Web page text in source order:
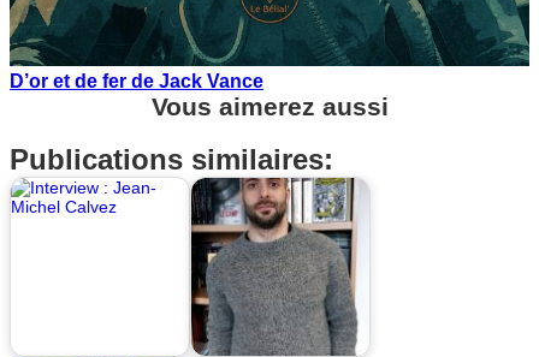
D’or et de fer de Jack Vance
Vous aimerez aussi
Publications similaires: